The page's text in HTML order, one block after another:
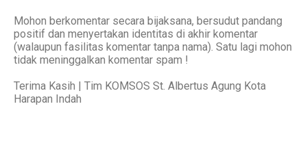
Mohon berkomentar secara bijaksana, bersudut pandang
positif dan menyertakan identitas di akhir komentar
(walaupun fasilitas komentar tanpa nama). Satu lagi mohon
tidak meninggalkan komentar spam !
Terima Kasih | Tim KOMSOS St. Albertus Agung Kota
Harapan Indah